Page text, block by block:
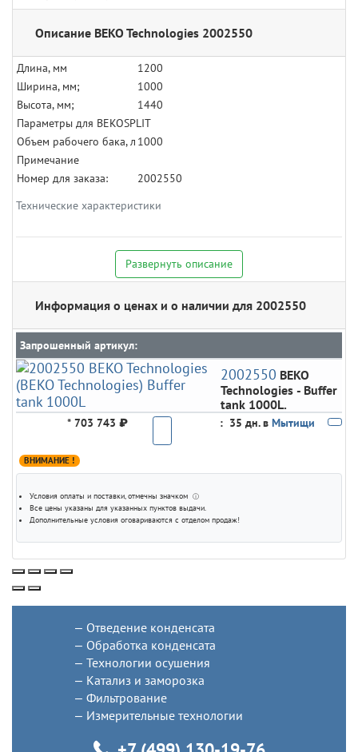
Описание BEKO Technologies 2002550
Технические характеристики
Длина, мм
1200
Ширина, мм;
1000
Высота, мм;
1440
Параметры для BEKOSPLIT
Объем рабочего бака, л 1000
Примечание
Номер для заказа:
2002550
Развернуть описание
Информация о ценах и о наличии для 2002550
Запрошенный артикул:
2002550 BEKO
Technologies- Buffer
tank 1000L.
* 703 743 ₽ : 35 дн. в Мытищи
ВНИМАНИЕ !
Условия оплаты и поставки, отмечны значком ⓘ
Все цены указаны для указанных пунктов выдачи.
Дополнительные условия оговариваются с отделом продаж!
Отведение конденсата
Обработка конденсата
Технологии осушения
Катализ и заморозка
Фильтрование
Измерительные технологии